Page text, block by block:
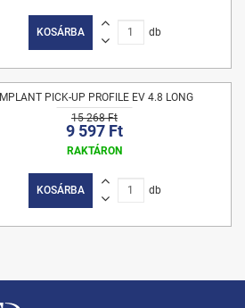
KOSÁRBA db
IMPLANT PICK-UP PROFILE EV 4.8 LONG
15 268 Ft
9 597 Ft
RAKTÁRON
KOSÁRBA db